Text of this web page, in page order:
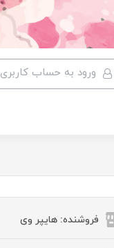
ورود به حساب کاربری
فروشنده: هایپر وی